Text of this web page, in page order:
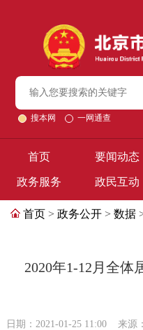
搜本网 一网通查
首页 要闻动态
政务服务 政民互动
首页 > 政务公开 > 数据
2020年1-12月全体
日期：2021-01-25 11:00 来源